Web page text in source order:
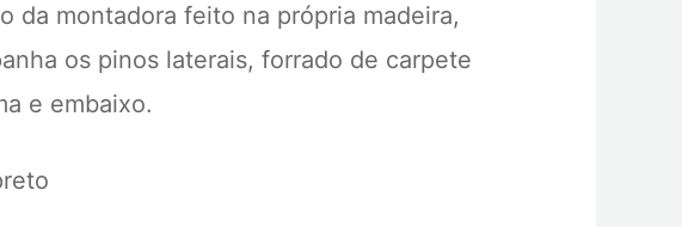
da montadora feito na própria madeira,
os pinos laterais, forrado de carpete
e embaixo.